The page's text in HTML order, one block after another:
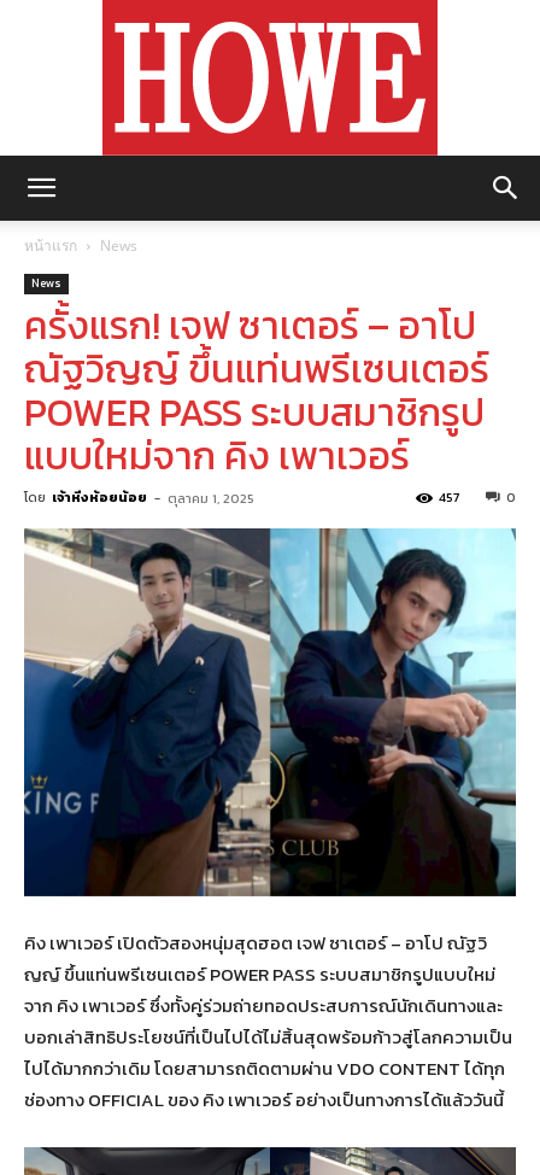
หน้าแรก News
News
ครั้งแรก! เจฟ ซาเตอร์ – อาโป
ณัฐวิญญ์ ขึ้นแท่นพรีเซนเตอร์
POWER PASS ระบบสมาชิกรูป
แบบใหม่จาก คิง เพาเวอร์
โดย เจ้าหิ่งห้อยน้อย - ตุลาคม 1, 2025 0
457
คิง เพาเวอร์ เปิดตัวสองหนุ่มสุดฮอต เจฟ ซาเตอร์ – อาโป ณัฐวิ
ญญ์ ขึ้นแท่นพรีเซนเตอร์ POWER PASS ระบบสมาชิกรูปแบบใหม่
จาก คิง เพาเวอร์ ซึ่งทั้งคู่ร่วมถ่ายทอดประสบการณ์นักเดินทางและ
บอกเล่าสิทธิประโยชน์ที่เป็นไปได้ไม่สิ้นสุดพร้อมก้าวสู่โลกความเป็น
ไปได้มากกว่าเดิม โดยสามารถติดตามผ่าน VDO CONTENT ได้ทุก
ช่องทาง OFFICIAL ของ คิง เพาเวอร์ อย่างเป็นทางการได้แล้ววันนี้